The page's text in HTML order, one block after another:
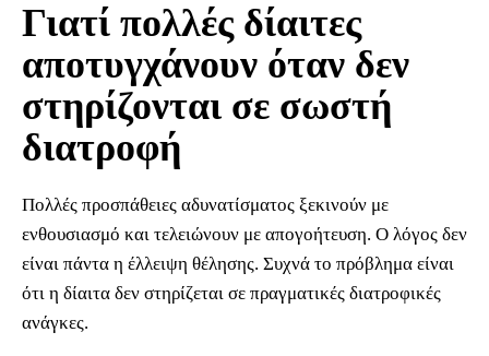
Γιατί πολλές δίαιτες
αποτυγχάνουν όταν δεν
στηρίζονται σε σωστή
διατροφή
Πολλές προσπάθειες αδυνατίσματος ξεκινούν με
ενθουσιασμό και τελειώνουν με απογοήτευση. Ο λόγος δεν
είναι πάντα η έλλειψη θέλησης. Συχνά το πρόβλημα είναι
ότι η δίαιτα δεν στηρίζεται σε πραγματικές διατροφικές
ανάγκες.